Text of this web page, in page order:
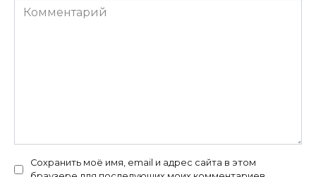
Комментарий
Сохранить моё имя, email и адрес сайта в этом